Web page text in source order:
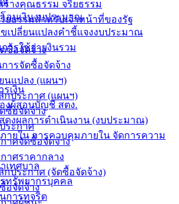
ร้างคุณธรรม จริยธรรม
ยธรรมสำหรับเจ้าหน้าที่ของรัฐ
ซื้อจัดจ้าง
ารจัดซื้อจัดจ้าง
นแปลง (แผนฯ)
กประกาศ (แผนฯ)
ซื้อจัดจ้าง
ระกาศ
าศจัดซื้อจัดจ้าง
าศราคากลาง
กประกาศ (จัดซื้อจัดจ้าง)
อจัดจ้าง
อนเงินงบประมาณ
เปลี่ยนแปลงคำชี้แจงงบประมาณ
ารใช้จ่ายงินรวม
รเงิน
งผู้สอบบัญชี สตง.
ดงผลการดำเนินงาน (งบประมาณ)
ายใน การควบคุมภายใน จัดการความ
เทศบาล
ทรัพยากรบุคคล
การทุจริต